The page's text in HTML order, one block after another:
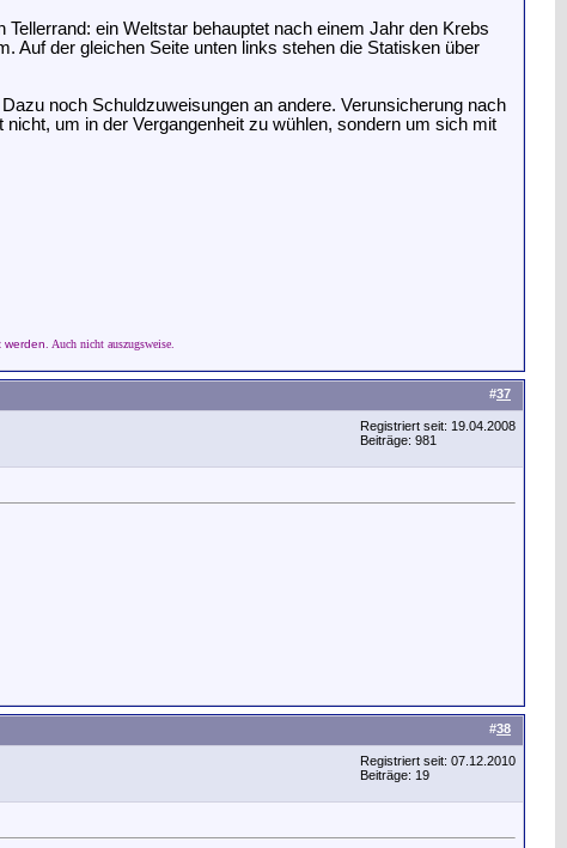
ein Weltstar behauptet nach einem Jahr den Krebs
Auf der gleichen Seite unten links stehen die Statisken über
noch Schuldzuweisungen an andere. Verunsicherung nach
um in der Vergangenheit zu wühlen, sondern um sich mit
werden Auch nicht auszugsweise.
#37
Registriert seit: 19.04.2008
Beiträge: 981
#38
Registriert seit: 07.12.2010
Beiträge: 19